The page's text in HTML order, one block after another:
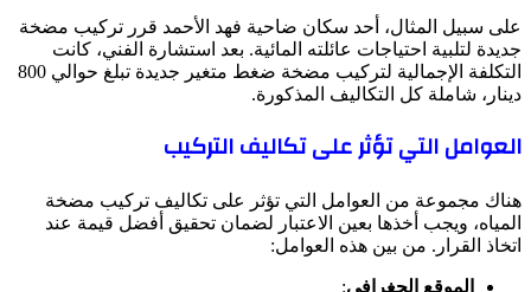
على سبيل المثال، أحد سكان ضاحية فهد الأحمد قرر تركيب مضخة
جديدة لتلبية احتياجات عائلته المائية. بعد استشارة الفني، كانت
التكلفة الإجمالية لتركيب مضخة ضغط متغير جديدة تبلغ حوالي 800
دينار، شاملة كل التكاليف المذكورة.
العوامل التي تؤثر على تكاليف التركيب
هناك مجموعة من العوامل التي تؤثر على تكاليف تركيب مضخة
المياه، ويجب أخذها بعين الاعتبار لضمان تحقيق أفضل قيمة عند
اتخاذ القرار. من بين هذه العوامل:
الموقع الجغرافي: